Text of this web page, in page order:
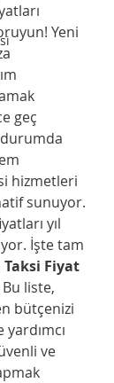
Yeni
geç
hizmetleri
sunuyor.
yıl
İşte tam
Taksi Fiyat
liste,
bütçenizi
ve